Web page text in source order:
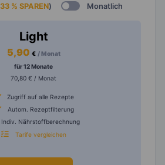
33 % SPAREN) Monatlich
Light
5,90 € / Monat
für 12 Monate
70,80 € / Monat
Zugriff auf alle Rezepte
Autom. Rezeptfilterung
Indiv. Nährstoffberechnung
Tarife vergleichen